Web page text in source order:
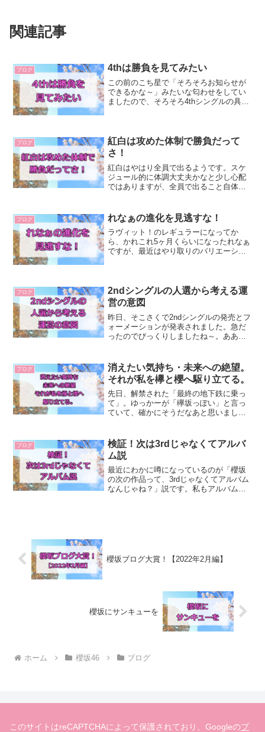
関連記事
ブログ 4thは勝負を見てみたい
この前のこち星で「そろそろお知らせが
できるかな～」みたいな匂わせをしてい
ましたので、そろそろ4thシングルの具体
ます。4thは勝...
ブログ
紅白は攻めた体制で勝負だって
さ！
紅白はやはり全員で出るようです。スケ
ジュール的に体調大丈夫かなと少し心配
ではありますが、全員で出ること自体は
ゃんが「強い楽曲なので、攻めた体制で
パフォーマンスをお届けし...
ブログ れなぁの進化を見逃すな！
ラヴィット！のレギュラーになってか
ら、かれこれ5ヶ月くらいになったれなぁ
ですが、最近はやり取りのバリエーショ
らのTheアイドルという...
ブログ
2ndシングルの人選から考える運
営の意図
昨日、そこさくで2ndシングルの発売とフ
ォーメーションが発表されました。急だ
ったのでびっくりしましたね～。ああい
うが個人的には助かりますが（笑）櫻エ
イトシステムは変わら...
ブログ
消えたい気持ち・未来への絶望。
それが私を欅と櫻へ駆り立てる。
先日、解禁された「最終の地下鉄に乗っ
て」。ゆっかーが「欅坂っぽい」と言っ
ていて、確かにそうだなあと思いまし
入る前には「自分は何のために生まれて
きたんだろう」と思うことが...
ブログ
検証！次は3rdじゃなくてアルバ
ム説
最近にわかに噂になっているのが「櫻坂
の次の作品って、3rdじゃなくてアルバム
なんじゃね？」説です。私もアルバム説
櫻坂ブログ大賞！【2022年2月編】
櫻坂にサンキューを
ホーム 櫻坂46 ブログ
このサイトはreCAPTCHAによって保護されており、Googleのプ